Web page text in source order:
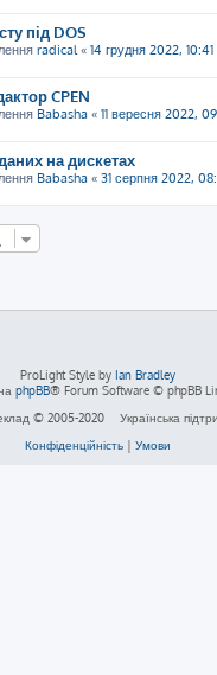
під DOS
radical« 14 грудня 2022, 10:41
CPEN
Babasha « 11 вересня 2022,
на дискетах
Babasha « 31 серпня 2022,
ProLight Style by Ian Bradley
phpBB® Forum Software © phpBB
© 2005-2020
Українська
Конфіденційність| Умови